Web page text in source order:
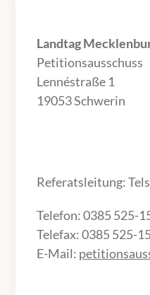
Landtag
Petitionsausschuss
Lennéstraße 1
19053 Schwerin
Referatsleitung:
Telefon: 0385 525-
Telefax: 0385 525-
E-Mail: